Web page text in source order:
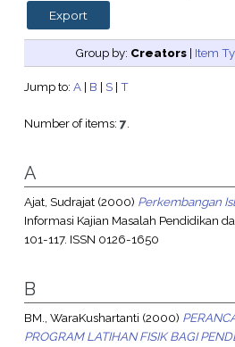
Group by: Creators | Item
Jump to: A| B | S| T
Number of items: 7.
A
Ajat, Sudrajat(2000) Perkembangan
Informasi Kajian Masalah Pendidikan
101-117. ISSN 0126-1650
B
BM., WaraKushartanti (2000)
PROGRAM LATIHAN FISIK BAGI